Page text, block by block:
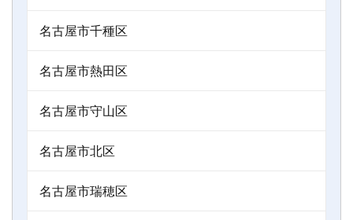
名古屋市千種区
名古屋市熱田区
名古屋市守山区
名古屋市北区
名古屋市瑞穂区